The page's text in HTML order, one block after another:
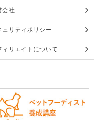
会社
ュリティポリシー
ィリエイトについて